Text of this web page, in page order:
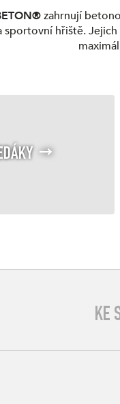
zahrnují
sportovní hřiště.
KE